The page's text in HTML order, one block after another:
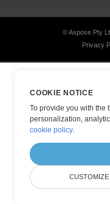
© Aspose Pty
Privacy
COOKIE NOTICE
To provide you with the
personalization,
cookie policy.
CUSTOMIZE